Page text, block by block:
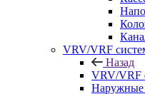
VRV/VRF
Назад
VRV/VRF
Наружные